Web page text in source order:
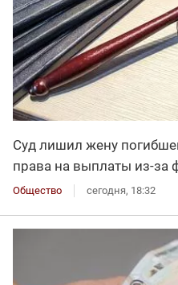
Суд лишил жену
права на выплаты из-за
Общество сегодня, 18:32